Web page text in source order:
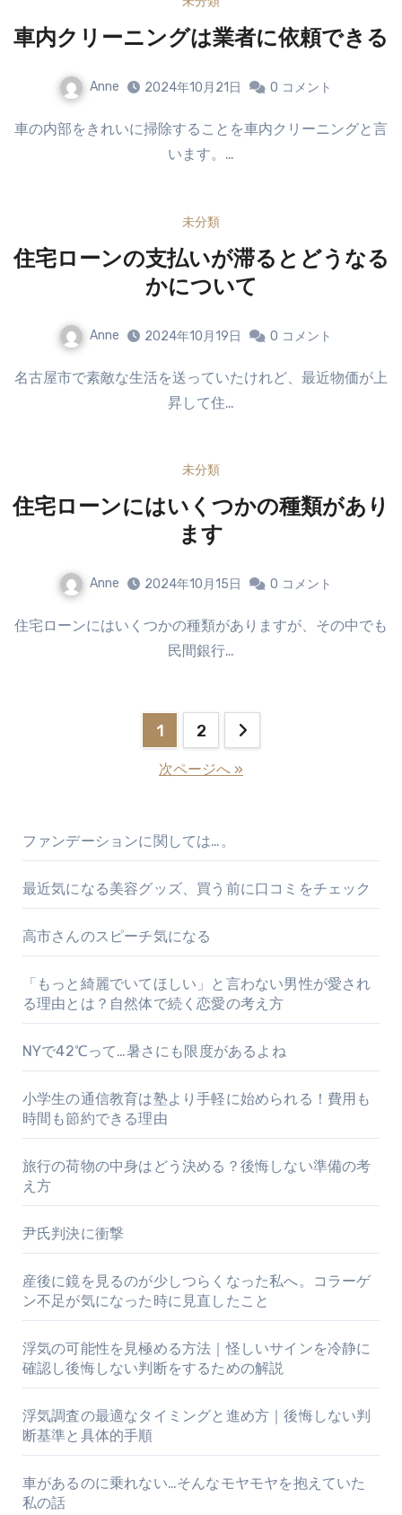
車内クリーニングは業者に依頼できる
Anne 2024年10月21日 0 コメント
車の内部をきれいに掃除することを車内クリーニングと言
います。…
未分類
住宅ローンの支払いが滞るとどうなる
かについて
Anne 2024年10月19日 0 コメント
名古屋市で素敵な生活を送っていたけれど、最近物価が上
昇して住…
未分類
住宅ローンにはいくつかの種類があり
ます
Anne 2024年10月15日 0 コメント
住宅ローンにはいくつかの種類がありますが、その中でも
民間銀行…
ペ
ー
ジ
送
り
1 2
次ページへ »
ファンデーションに関しては…。
最近気になる美容グッズ、買う前に口コミをチェック
高市さんのスピーチ気になる
「もっと綺麗でいてほしい」と言わない男性が愛され
る理由とは？自然体で続く恋愛の考え方
NYで42℃って…暑さにも限度があるよね
小学生の通信教育は塾より手軽に始められる！費用も
時間も節約できる理由
旅行の荷物の中身はどう決める？後悔しない準備の考
え方
尹氏判決に衝撃
産後に鏡を見るのが少しつらくなった私へ。コラーゲ
ン不足が気になった時に見直したこと
浮気の可能性を見極める方法｜怪しいサインを冷静に
確認し後悔しない判断をするための解説
浮気調査の最適なタイミングと進め方｜後悔しない判
断基準と具体的手順
車があるのに乗れない…そんなモヤモヤを抱えていた
私の話